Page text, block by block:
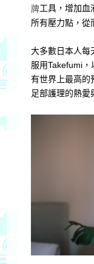
牌工具，增加血
所有壓力點，從
大多數日本人每
服用Takefum​​i
有世界上最高的
足部護理的熱愛